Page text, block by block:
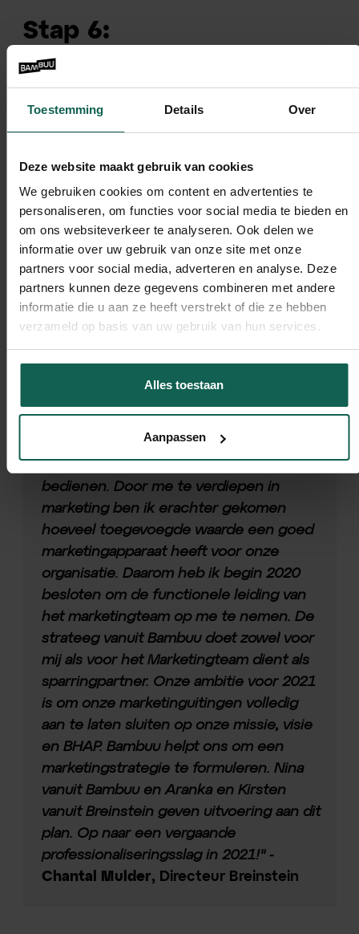
Toestemming Details Over
Deze website maakt gebruik van cookies
We gebruiken cookies om content en advertenties te
personaliseren, om functies voor social media te bieden en
om ons websiteverkeer te analyseren. Ook delen we
informatie over uw gebruik van onze site met onze
partners voor social media, adverteren en analyse. Deze
partners kunnen deze gegevens combineren met andere
informatie die u aan ze heeft verstrekt of die ze hebben
verzameld op basis van uw gebruik van hun services.
Alles toestaan
Aanpassen
Stap 6:
Doorontwikkeling van
het team medio 2020
Ondertussen werkten we ook aan het stabiliseren van
marketingmedewerkers van Breinstein en Bambuu
samen één team vormden, kreeg preciezere
afstemming. Zo detacheerde Bambuu bijvoorbeeld
een parttime specialistische marketeer.
Samen werken zij – onder leiding van het
kennisoverdracht naar Breinstein zelf.
altijd goed om via persoonlijk contact
zowel de klant- als de traineekant te
bedienen. Door me te verdiepen in
marketing ben ik erachter gekomen
hoeveel toegevoegde waarde een goed
marketingapparaat heeft voor onze
organisatie. Daarom heb ik begin 2020
besloten om de functionele leiding van
het marketingteam op me te nemen. De
strateeg vanuit Bambuu doet zowel voor
mij als voor het Marketingteam dient als
sparringpartner. Onze ambitie voor 2021
is om onze marketinguitingen volledig
aan te laten sluiten op onze missie, visie
en BHAP. Bambuu helpt ons om een
marketingstrategie te formuleren. Nina
vanuit Bambuu en Aranka en Kirsten
vanuit Breinstein geven uitvoering aan dit
plan. Op naar een vergaande
professionaliseringsslag in 2021!" -
Chantal Mulder, Directeur Breinstein